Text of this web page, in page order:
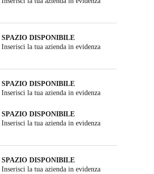
SPAZIO DISPONIBILE
Inserisci la tua azienda in evidenza
SPAZIO DISPONIBILE
Inserisci la tua azienda in evidenza
SPAZIO DISPONIBILE
Inserisci la tua azienda in evidenza
SPAZIO DISPONIBILE
Inserisci la tua azienda in evidenza